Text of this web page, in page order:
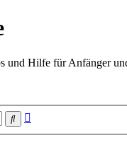
und Hilfe für Anfänger
Suche